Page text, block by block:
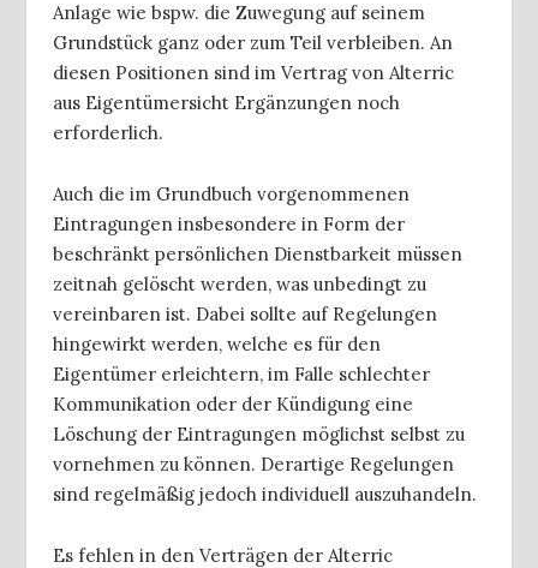
Anlage wie bspw. die Zuwegung auf seinem
Grundstück ganz oder zum Teil verbleiben. An
diesen Positionen sind im Vertrag von Alterric
aus Eigentümersicht Ergänzungen noch
erforderlich.
Auch die im Grundbuch vorgenommenen
Eintragungen insbesondere in Form der
beschränkt persönlichen Dienstbarkeit müssen
zeitnah gelöscht werden, was unbedingt zu
vereinbaren ist. Dabei sollte auf Regelungen
hingewirkt werden, welche es für den
Eigentümer erleichtern, im Falle schlechter
Kommunikation oder der Kündigung eine
Löschung der Eintragungen möglichst selbst zu
vornehmen zu können. Derartige Regelungen
sind regelmäßig jedoch individuell auszuhandeln.
Es fehlen in den Verträgen der Alterric